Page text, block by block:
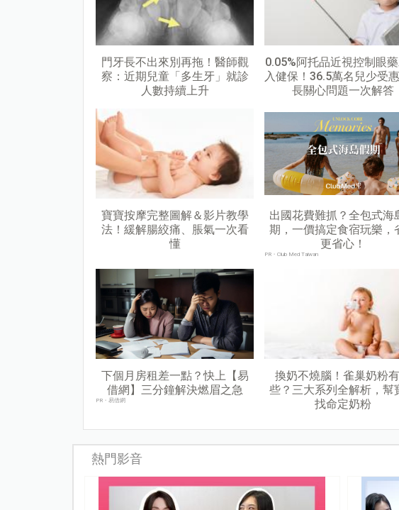
門牙長不出來別再拖！醫師觀
察：近期兒童「多生牙」就診
人數持續上升
0.05%阿托品近視控制眼
入健保！36.5萬名兒少受
長關心問題一次解答
寶寶按摩完整圖解＆影片教學
法！緩解腸絞痛、脹氣一次看
懂
出國花費難抓？全包式海
期，一價搞定食宿玩樂，
更省心！
PR・Club Med Taiwan
下個月房租差一點？快上【易
借網】三分鐘解決燃眉之急
PR・易借網
換奶不燒腦！雀巢奶粉
些？三大系列全解析，幫
找命定奶粉
熱門影音